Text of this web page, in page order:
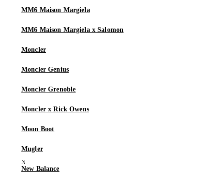
MM6 Maison Margiela
MM6 Maison Margiela x Salomon
Moncler
Moncler Genius
Moncler Grenoble
Moncler x Rick Owens
Moon Boot
Mugler
New Balance